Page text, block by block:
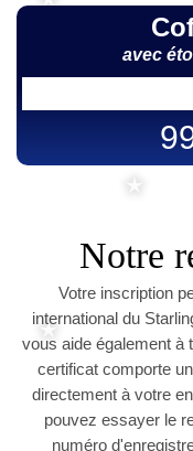
avec
Notre
Votre inscription
international du
vous aide également à
certificat comporte
directement à votre
pouvez essayer le
numéro